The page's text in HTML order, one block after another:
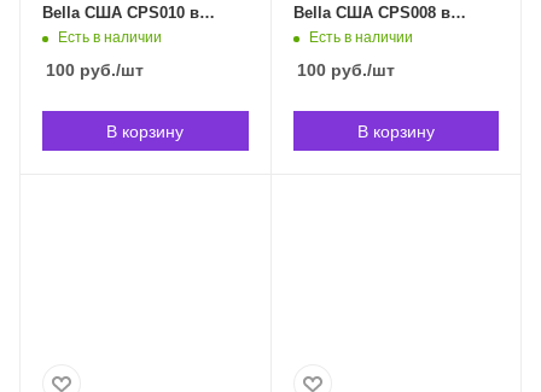
Bella США CPS010 в
Владивостоке
Есть в наличии
100 руб./шт
В корзину
Bella США CPS008 в
Владивостоке
Есть в наличии
100руб./шт
В корзину